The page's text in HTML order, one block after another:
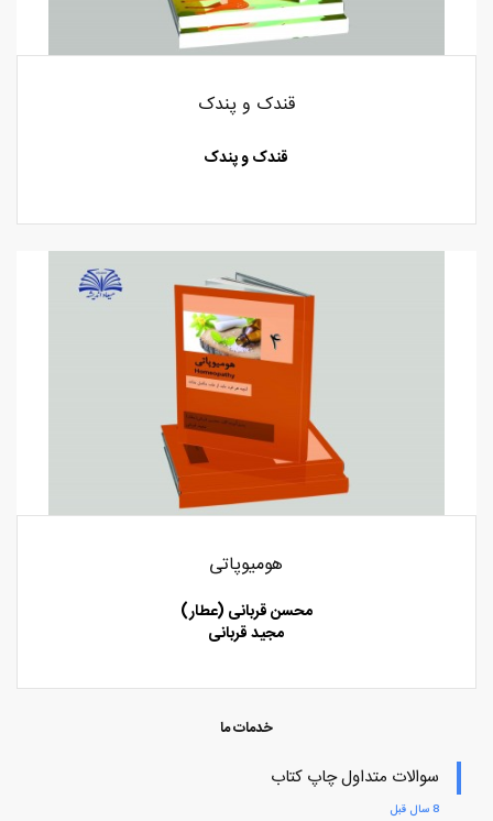
قندک و پندک
قندک و پندک
هومیوپاتی
محسن قربانی (عطار)
مجید قربانی
خدمات ما
سوالات متداول چاپ کتاب
8 سال قبل